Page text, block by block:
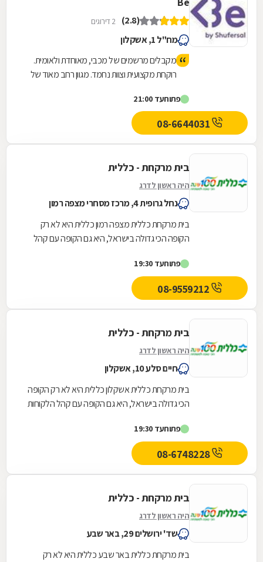
(2.8) 2 דירוגים
מח"ל 1, אשקלון
מקבלים מרשמים של מכבי, מאוחדת ולאומית.
רוקחת מקצועית וצוות נחמד. מגוון רחב מאוד של
במחירים זולים וטובים.
פתוחעד 21:00
בית מרקחת - כללית
היה ראשון לדרג
נחל גרופית 4, מרכז מסחרי מצפה רמון
בית מרקחת כללית מצפה רמון כללית היא לא רק
הקופה הכי גדולה בישראל, היא גם הקופה עם קהל
גאים לתת...
פתוחעד 19:30
בית מרקחת - כללית
היה ראשון לדרג
חיים סלע 10, אשקלון
בית מרקחת כללית אשקלון כללית היא לא רק הקופה
הכי גדולה בישראל, היא גם הקופה עם קהל הלקוחות
פתוחעד 19:30
08-6748228
בית מרקחת - כללית
היה ראשון לדרג
שד' ירושלים 29, באר שבע
בית מרקחת כללית באר שבע כללית היא לא רק